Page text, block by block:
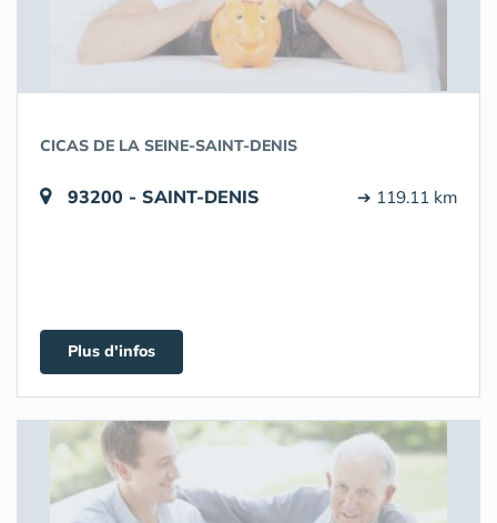
CICAS DE LA SEINE-SAINT-DENIS
93200 - SAINT-DENIS ➔ 119.11 km
Plus d'infos